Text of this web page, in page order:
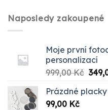
Naposledy zakoupené
Moje první
personalizací
999,00Kč
byla:
Prázdné placky
99,00 Kč